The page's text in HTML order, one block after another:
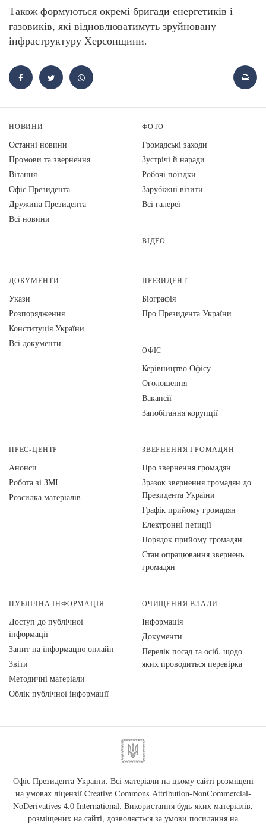
Також формуються окремі бригади енергетиків і
газовиків, які відновлюватимуть зруйновану
інфраструктуру Херсонщини.
НОВИНИ
Останні новини
Промови та звернення
Вiтання
Офіс Президента
Дружина Президента
Всі новини
ФОТО
Громадські заходи
Зустрічі й наради
Робочі поїздки
Зарубіжні візити
Всі галереї
ВІДЕО
ДОКУМЕНТИ
Укази
Розпорядження
Конституція України
Всі документи
ПРЕЗИДЕНТ
Біографія
Про Президента України
ОФІС
Керівництво Офісу
Оголошення
Вакансії
Запобігання корупції
ПРЕС-ЦЕНТР
Анонси
Робота зі ЗМІ
Розсилка матеріалів
ЗВЕРНЕННЯ ГРОМАДЯН
Про звернення громадян
Зразок звернення громадян до
Президента України
Графік прийому громадян
Електронні петиції
Порядок прийому громадян
Стан опрацювання звернень
громадян
ПУБЛІЧНА ІНФОРМАЦІЯ
Доступ до публічної
інформації
Запит на інформацію онлайн
Звіти
Методичні матеріали
Облік публічної інформації
ОЧИЩЕННЯ ВЛАДИ
Інформація
Документи
Перелік посад та осіб, щодо
яких проводиться перевірка
Офіс Президента України. Всі матеріали на цьому сайті розміщені
на умовах ліцензії Creative Commons Attribution-NonCommercial-
NoDerivatives 4.0 International. Використання будь-яких матеріалів,
розміщених на сайті, дозволяється за умови посилання на